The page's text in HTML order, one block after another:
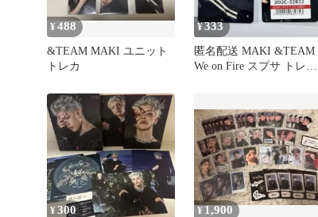
¥488
&TEAM MAKI ユニット
トレカ
¥333
匿名配送 MAKI &TEAM
We on Fire スプサ トレカ
¥300 ¥1,900